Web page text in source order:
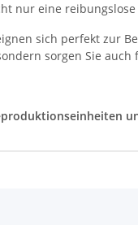
nur eine
sich perfekt zur
sorgen Sie